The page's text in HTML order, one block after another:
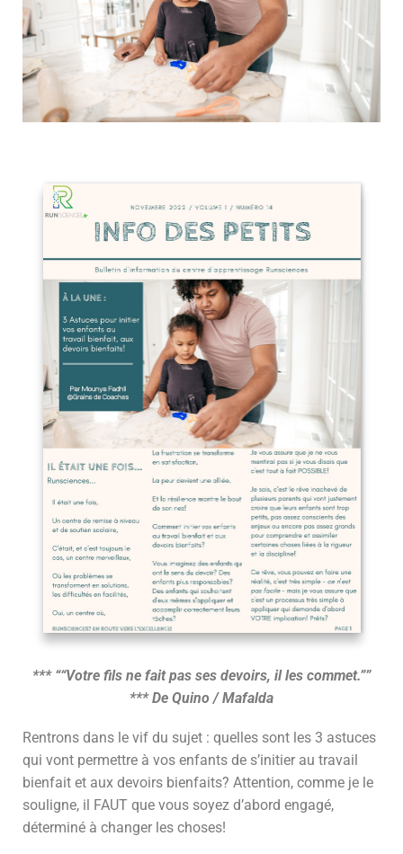
*** ““Votre fils ne fait pas ses devoirs, il les commet.””
*** De Quino / Mafalda
Rentrons dans le vif du sujet : quelles sont les 3 astuces
qui vont permettre à vos enfants de s’initier au travail
bienfait et aux devoirs bienfaits? Attention, comme je le
souligne, il FAUT que vous soyez d’abord engagé,
déterminé à changer les choses!